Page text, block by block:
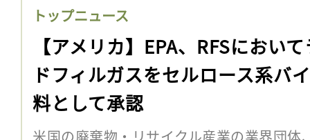
トップニュース
【アメリカ】EPA、RFSにおい
ドフィルガスをセルロース系バ
料として承認